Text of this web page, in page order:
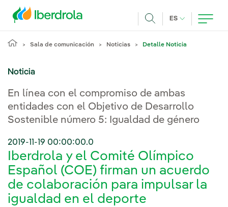
ES IDIOMA
Sala de comunicación Noticias Detalle Noticia
Noticia
En línea con el compromiso de ambas
entidades con el Objetivo de Desarrollo
Sostenible número 5: Igualdad de género
2019-11-19 00:00:00.0
Iberdrola y el Comité Olímpico
Español (COE) firman un acuerdo
de colaboración para impulsar la
igualdad en el deporte